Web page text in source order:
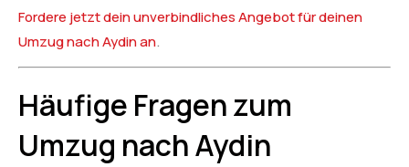
Fordere jetzt dein unverbindliches Angebot für deinen
Umzug nach Aydin an.
Häufige Fragen zum
Umzug nach Aydin